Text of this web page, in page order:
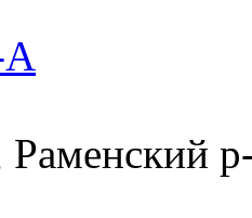
Раменский